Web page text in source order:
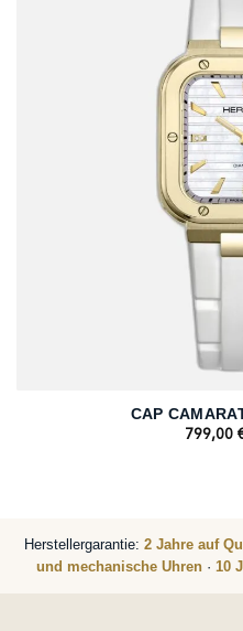
CAP
799,00
Herstellergarantie: 2 Jahre auf
und mechanische Uhren · 10